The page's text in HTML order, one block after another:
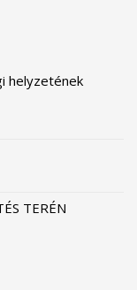
helyzetének
TERÉN